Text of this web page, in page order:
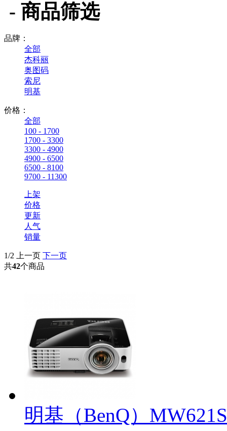
- 商品筛选
品牌：
全部
杰科丽
奥图码
索尼
明基
价格：
全部
100 - 1700
1700 - 3300
3300 - 4900
4900 - 6500
6500 - 8100
9700 - 11300
上架
价格
更新
人气
销量
1/2 上一页
下一页
共42个商品
明基（BenQ）